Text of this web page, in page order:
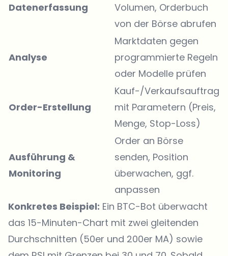
Datenerfassung
Volumen, Orderbuch
von der Börse abrufen
Analyse
Marktdaten gegen
programmierte Regeln
oder Modelle prüfen
Order-Erstellung
Kauf-/Verkaufsauftrag
mit Parametern (Preis,
Menge, Stop-Loss)
Ausführung &
Monitoring
Order an Börse
senden, Position
überwachen, ggf.
anpassen
Konkretes Beispiel: Ein BTC-Bot überwacht
das 15-Minuten-Chart mit zwei gleitenden
Durchschnitten (50er und 200er MA) sowie